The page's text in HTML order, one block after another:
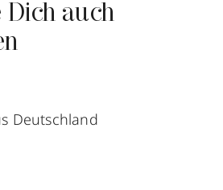
Dich auch
Deutschland